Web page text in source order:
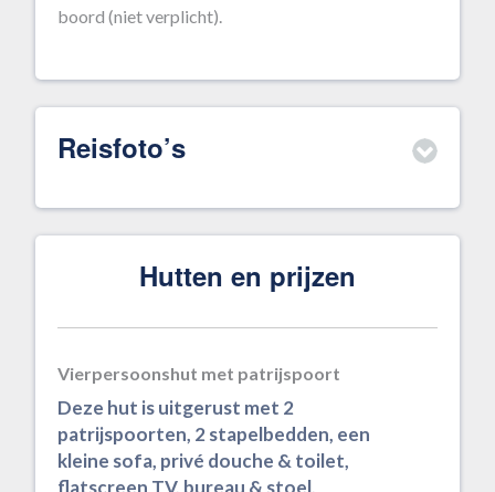
boord (niet verplicht).
Reisfoto’s
Hutten en prijzen
Vierpersoonshut met patrijspoort
Deze hut is uitgerust met 2
patrijspoorten, 2 stapelbedden, een
kleine sofa, privé douche & toilet,
flatscreen TV, bureau & stoel,